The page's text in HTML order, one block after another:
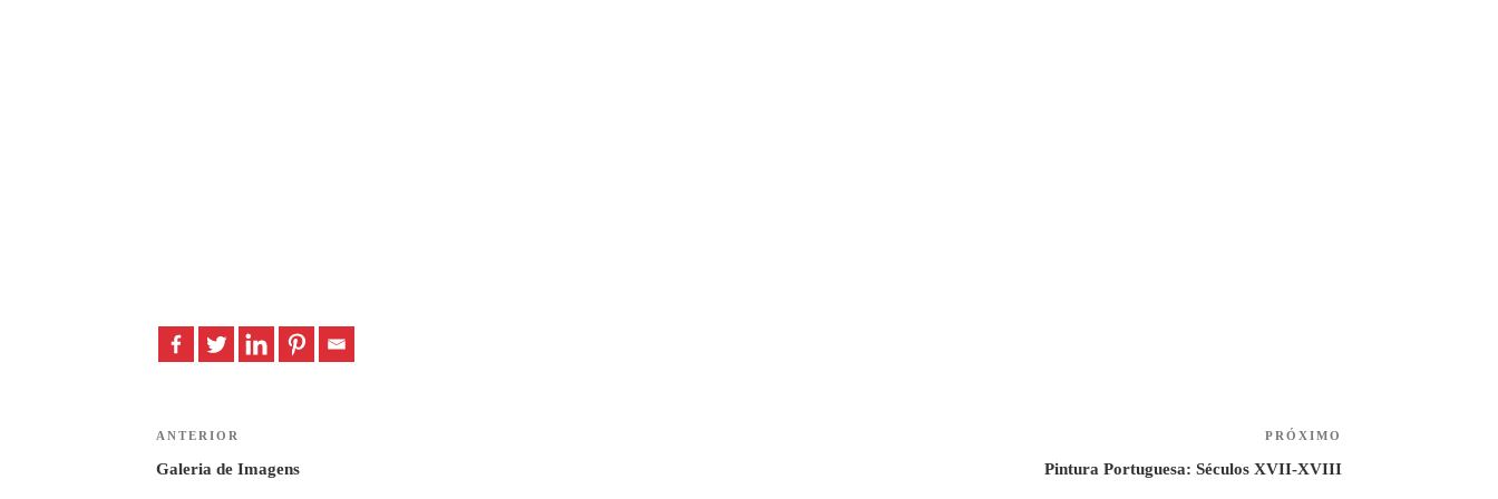
Navegação
de
Previous
Post
ANTERIOR
Galeria de Imagens
Post
PRÓXIMO
Pintura Portuguesa: Séculos XVII-XVIII